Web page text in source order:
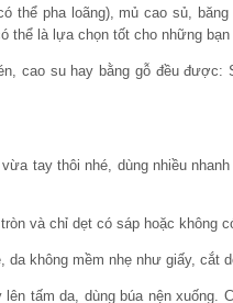
thể pha loãng), mủ cao sủ,
thể là lựa chọn tốt cho những
cao su hay bằng gỗ đều
tay thôi nhé, dùng nhiều
và chỉ dẹt có sáp hoặc không
da không mềm nhẹ như giấy, cắt
tấm da, dùng búa nện xuống.